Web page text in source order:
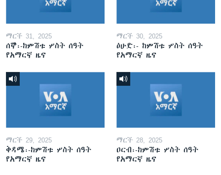
ማርች 31, 2025
ሰኞ፡-ከምሽቱ ሦስት ሰዓት
የአማርኛ ዜና
ማርች 30, 2025
ዕሁድ፡- ከምሽቱ ሦስት ሰዓት
የአማርኛ ዜና
ማርች 29, 2025
ቅዳሜ፡-ከምሽቱ ሦስት ሰዓት
የአማርኛ ዜና
ማርች 28, 2025
ዐርብ፡-ከምሽቱ ሦስት ሰዓት
የአማርኛ ዜና